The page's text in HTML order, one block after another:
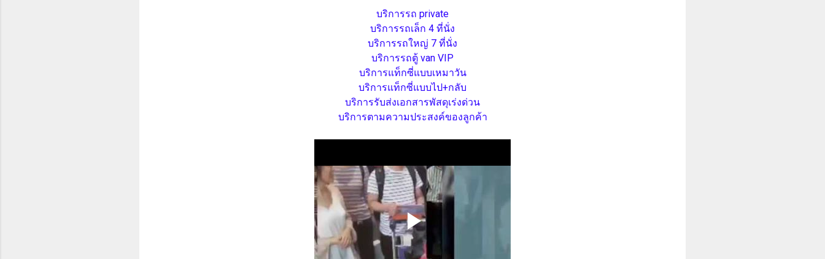
บริการรถ private
บริการรถเล็ก 4 ที่นั่ง
บริการรถใหญ่ 7 ที่นั่ง
บริการรถตู้ van VIP
บริการแท็กซี่แบบเหมาวัน
บริการแท็กซี่แบบไป+กลับ
บริการรับส่งเอกสารพัสดุเร่งด่วน
บริการตามความประสงค์ของลูกค้า